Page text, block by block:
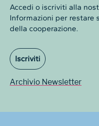
Accedi o iscriviti alla
Informazioni per restare
della cooperazione.
Iscriviti
Archivio Newsletter